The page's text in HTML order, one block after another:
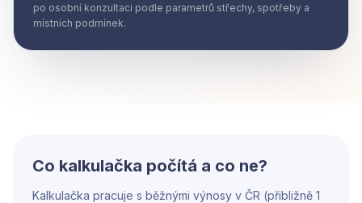
po osobní konzultaci podle parametrů střechy, spotřeby a
místních podmínek.
Co kalkulačka počítá a co ne?
Kalkulačka pracuje s běžnými výnosy v ČR (přibližně 1